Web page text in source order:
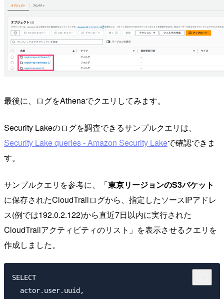
最後に、ログをAthenaでクエリしてみます。
Security Lakeのログを調査できるサンプルクエリは、
Security Lake queries - Amazon Security Lakeで確認できま
す。
サンプルクエリを参考に、「東京リージョンのS3バケット
に保存されたCloudTrailログから、指定したソースIPアドレ
ス(例では192.0.2.122)から直近7日以内に実行された
CloudTrailアクティビティのリスト」を表示させるクエリを
作成しました。
SELECT
  actor.user.uuid,